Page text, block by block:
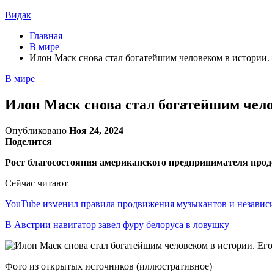
Видак
Главная
В мире
Илон Маск снова стал богатейшим человеком в истории.
В мире
Илон Маск снова стал богатейшим
Опубликовано Ноя 24, 2024
Поделится
Рост благосостояния американского предпринимателя
Сейчас читают
YouTube изменил правила продвижения музыкантов и
В Австрии навигатор завел фуру белоруса в ловушку
Фото из открытых источников (иллюстративное)